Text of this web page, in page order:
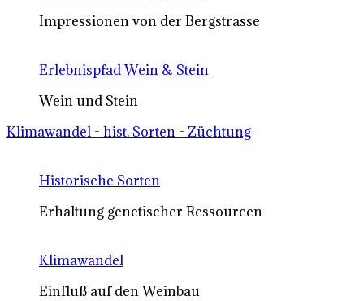
Impressionen von der Bergstrasse
Erlebnispfad Wein & Stein
Wein und Stein
Klimawandel - hist. Sorten - Züchtung
Historische Sorten
Erhaltung genetischer Ressourcen
Klimawandel
Einfluß auf den Weinbau